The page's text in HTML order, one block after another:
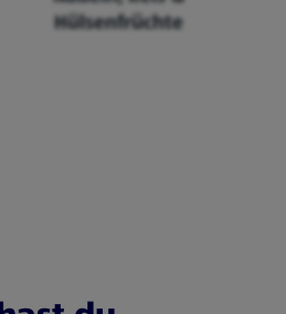
Hülsenfrüchte